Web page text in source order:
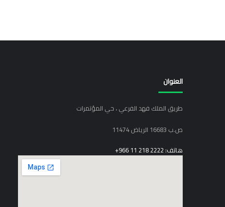
العنوان
طريق الملك فهد الفرعي ، حي المؤتمرات
ص.ب 16683 الرياض 11474
هاتف: 2222 218 11 966+